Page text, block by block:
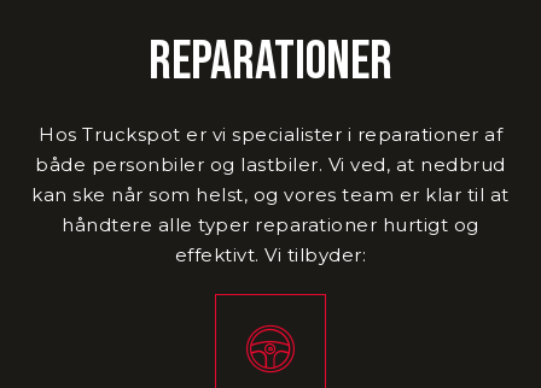
Reparationer
Hos Truckspot er vi specialister i reparationer af
både personbiler og lastbiler. Vi ved, at nedbrud
kan ske når som helst, og vores team er klar til at
håndtere alle typer reparationer hurtigt og
effektivt. Vi tilbyder: